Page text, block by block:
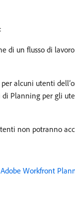
di un flusso di
alcuni utenti
Planning per gli
non potranno
Workfront